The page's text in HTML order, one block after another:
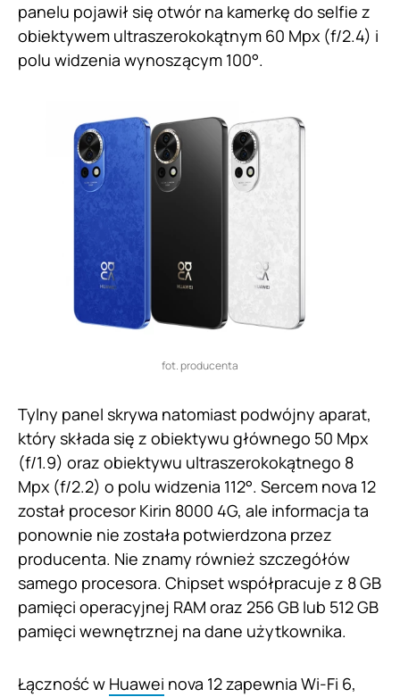
panelu pojawił się otwór na kamerkę do selfie z
obiektywem ultraszerokokątnym 60 Mpx (f/2.4) i
polu widzenia wynoszącym 100°.
fot. producenta
Tylny panel skrywa natomiast podwójny aparat,
który składa się z obiektywu głównego 50 Mpx
(f/1.9) oraz obiektywu ultraszerokokątnego 8
Mpx (f/2.2) o polu widzenia 112°. Sercem nova 12
został procesor Kirin 8000 4G, ale informacja ta
ponownie nie została potwierdzona przez
producenta. Nie znamy również szczegółów
samego procesora. Chipset współpracuje z 8 GB
pamięci operacyjnej RAM oraz 256 GB lub 512 GB
pamięci wewnętrznej na dane użytkownika.
Łączność w Huawei nova 12 zapewnia Wi-Fi 6,